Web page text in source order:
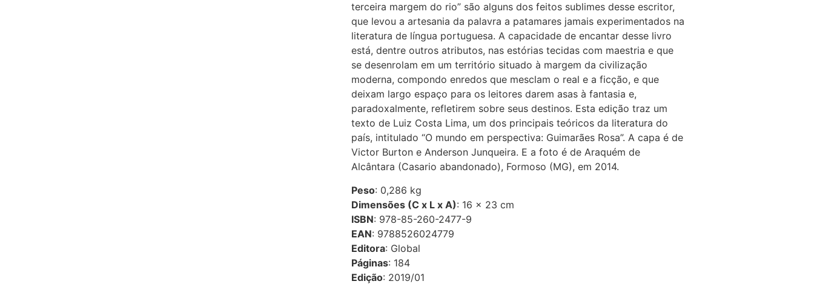
terceira margem do rio” são alguns dos feitos sublimes desse escritor,
que levou a artesania da palavra a patamares jamais experimentados na
literatura de língua portuguesa. A capacidade de encantar desse livro
está, dentre outros atributos, nas estórias tecidas com maestria e que
se desenrolam em um território situado à margem da civilização
moderna, compondo enredos que mesclam o real e a ficção, e que
deixam largo espaço para os leitores darem asas à fantasia e,
paradoxalmente, refletirem sobre seus destinos. Esta edição traz um
texto de Luiz Costa Lima, um dos principais teóricos da literatura do
país, intitulado “O mundo em perspectiva: Guimarães Rosa”. A capa é de
Victor Burton e Anderson Junqueira. E a foto é de Araquém de
Alcântara (Casario abandonado), Formoso (MG), em 2014.
Peso: 0,286 kg
Dimensões (C x L x A): 16 × 23 cm
ISBN: 978-85-260-2477-9
EAN: 9788526024779
Editora: Global
Páginas: 184
Edição: 2019/01